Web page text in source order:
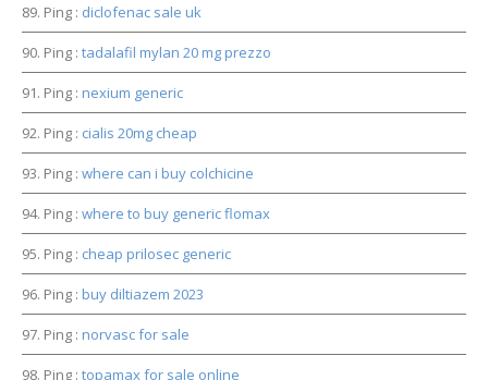
Ping : diclofenac sale uk
Ping : tadalafil mylan 20 mg prezzo
Ping : nexium generic
Ping : cialis 20mg cheap
Ping : where can i buy colchicine
Ping : where to buy generic flomax
Ping : cheap prilosec generic
Ping : buy diltiazem 2023
Ping : norvasc for sale
Ping : topamax for sale online